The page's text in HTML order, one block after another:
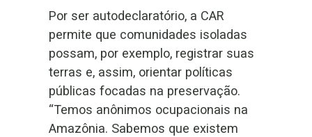
Por ser autodeclaratório, a CAR
permite que comunidades isoladas
possam, por exemplo, registrar suas
terras e, assim, orientar políticas
públicas focadas na preservação.
“Temos anônimos ocupacionais na
Amazônia. Sabemos que existem